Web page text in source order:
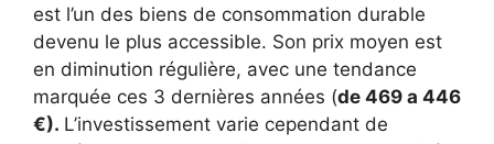
est l’un des biens de consommation durable
devenu le plus accessible. Son prix moyen est
en diminution régulière, avec une tendance
marquée ces 3 dernières années (de 469 a 446
€). L’investissement varie cependant de